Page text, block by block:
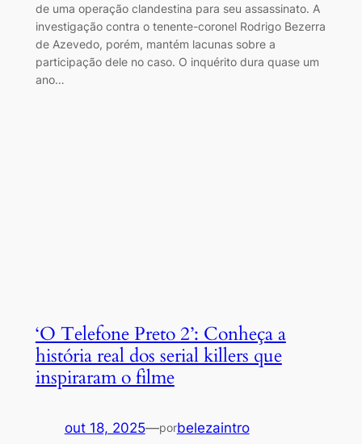
de uma operação clandestina para seu assassinato. A
investigação contra o tenente-coronel Rodrigo Bezerra
de Azevedo, porém, mantém lacunas sobre a
participação dele no caso. O inquérito dura quase um
ano…
‘O Telefone Preto 2’: Conheça a
história real dos serial killers que
inspiraram o filme
out 18, 2025—porbelezaintro